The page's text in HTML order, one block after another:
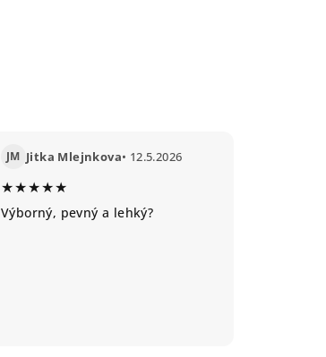
JM Jitka Mlejnkova• 12.5.2026
★★★★★
Výborný, pevný a lehký?